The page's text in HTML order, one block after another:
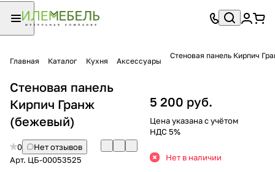
Главная Каталог Кухня Аксессуары
Стеновая панель Кирпич
Стеновая панель
Кирпич Гранж
(бежевый)
0
Нет отзывов
Арт. ЦБ-00053525
5 200 руб.
Цена указана с учётом
НДС 5%
Нет в наличии